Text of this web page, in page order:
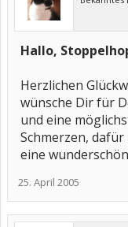
Hallo,
Herzlichen
wünsche Dir für
und eine
Schmerzen,
eine
25. April 2005